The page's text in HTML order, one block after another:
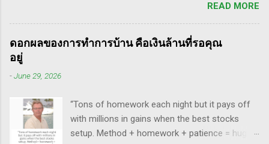
ผมเป็นแฟนคลับของแกนั่นเองครับ ง่ายๆเลย ที่
ชอบเพราะเราต่างมีอาจารย์ร่วมกันก็คือ ปู่โอนีล,
ทวดลิเวอร์มอร์ และทวด Wyckoff นั่นเอง (คือผม
นี้นะ...
ทำการบ้าน มันส่งสัญญาณซื้อ แบบเปิด gap ผมจะ
ชอบมาก แต่ถึงกระนั้น มันก็ไม่ได้เป๊ะทุกตัวนะ
ครับ มีล้มเหลวเกินครึ่ง เราต้องคอยคัดตัวที่ไม่ดี
ออก เหลือตัวเจ๋งๆ แรงๆ ให้มันวิ่งทำเงินให้เราไป
เมื่อเอามาใช้ร่วมกับวอลุ่ม ในคลิปนี้เธอจัดเต็ม
เรื่องของ gap ซึ่งถือว่าครบเครื่องเอามากๆ ทฤษฎี
gap ที่เกี่ยวข้องกับเวฟ มีดังนี้ Common gap ใน
READ MORE
ดอกผลของการทำการบ้าน คือเงินล้านที่รอคุณ
อยู่
-June 29, 2026
“Tons of homework each night but it pays off
with millions in gains when the best stocks
setup. Method + homework + patience = huge